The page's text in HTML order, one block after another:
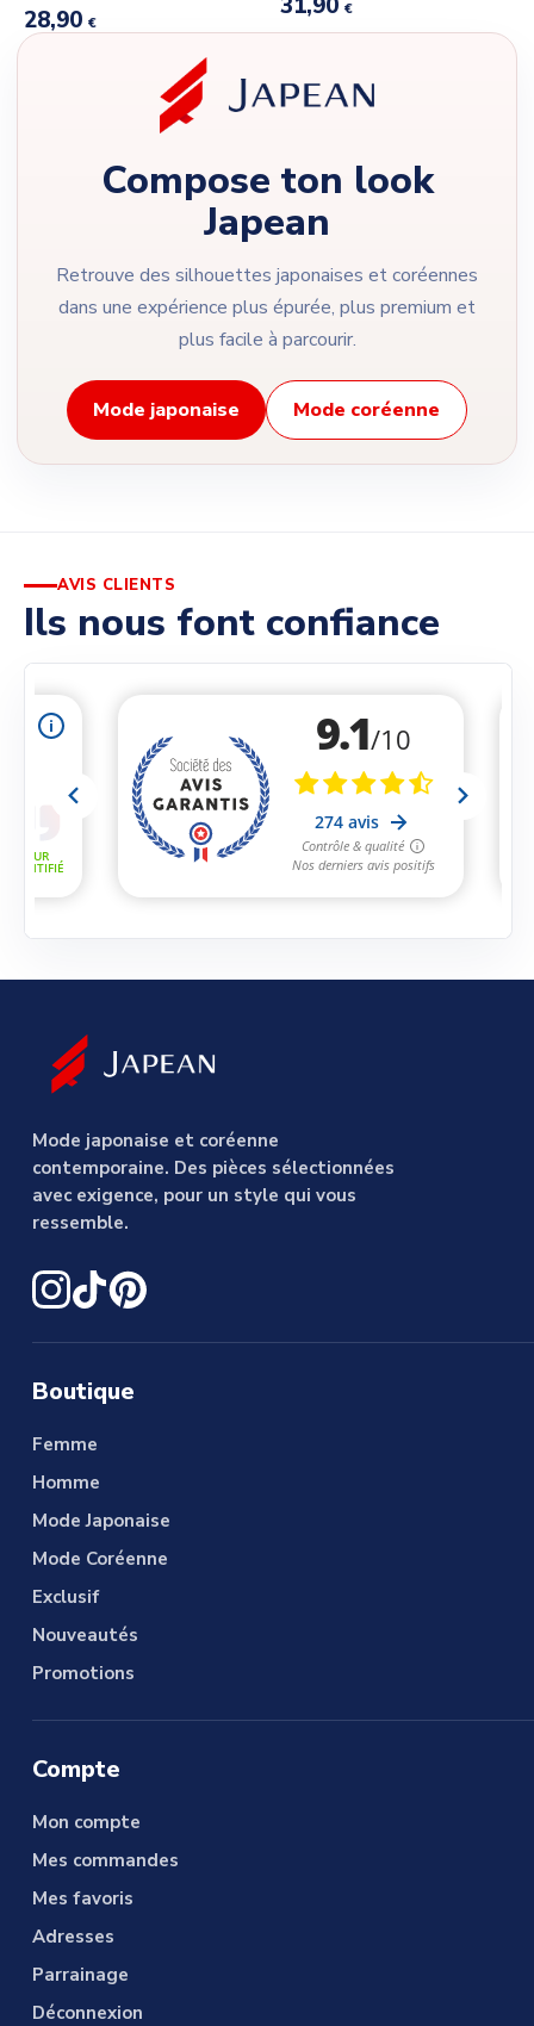
28,90 €
€
Compose ton look
Japean
Retrouve des silhouettes japonaises et coréennes
dans une expérience plus épurée, plus premium et
plus facile à parcourir.
Mode japonaise Mode coréenne
AVIS CLIENTS
Ils nous font confiance
Mode japonaise et coréenne
contemporaine. Des pièces sélectionnées
avec exigence, pour un style qui vous
ressemble.
Boutique
Femme
Homme
Mode Japonaise
Mode Coréenne
Exclusif
Nouveautés
Promotions
Compte
Mon compte
Mes commandes
Mes favoris
Adresses
Parrainage
Déconnexion